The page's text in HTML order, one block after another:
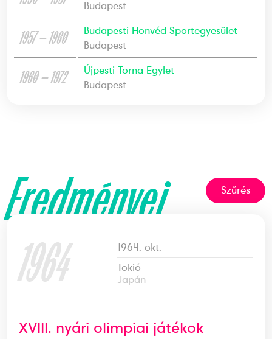
Budapest
1957 — 1960
Budapesti Honvéd Sportegyesület
Budapest
1960 — 1972
Újpesti Torna Egylet
Budapest
Eredményei Szűrés
1964
1964. okt.
Tokió
Japán
XVIII. nyári olimpiai játékok